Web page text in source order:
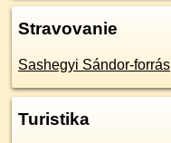
Stravovanie
Sashegyi Sándor-forrás
Turistika